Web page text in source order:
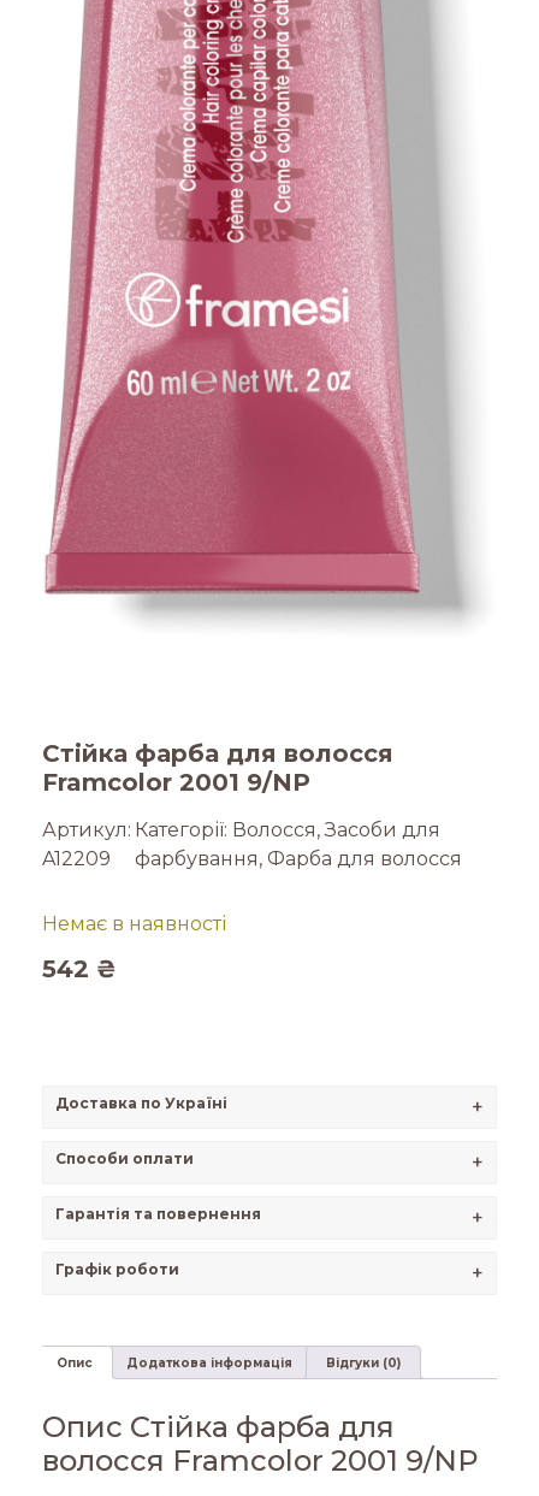
Стійка фарба для волосся
Framcolor 2001 9/NP
542 ₴
Немає в наявності
Артикул:
A12209
Категорії: Волосся,Засоби для
фарбування, Фарба для волосся
Доставка по Україні +
Способи оплати +
Гарантія та повернення +
Графік роботи +
Опис Додаткова інформація Відгуки (0)
Опис Стійка фарба для
волосся Framcolor 2001 9/NP